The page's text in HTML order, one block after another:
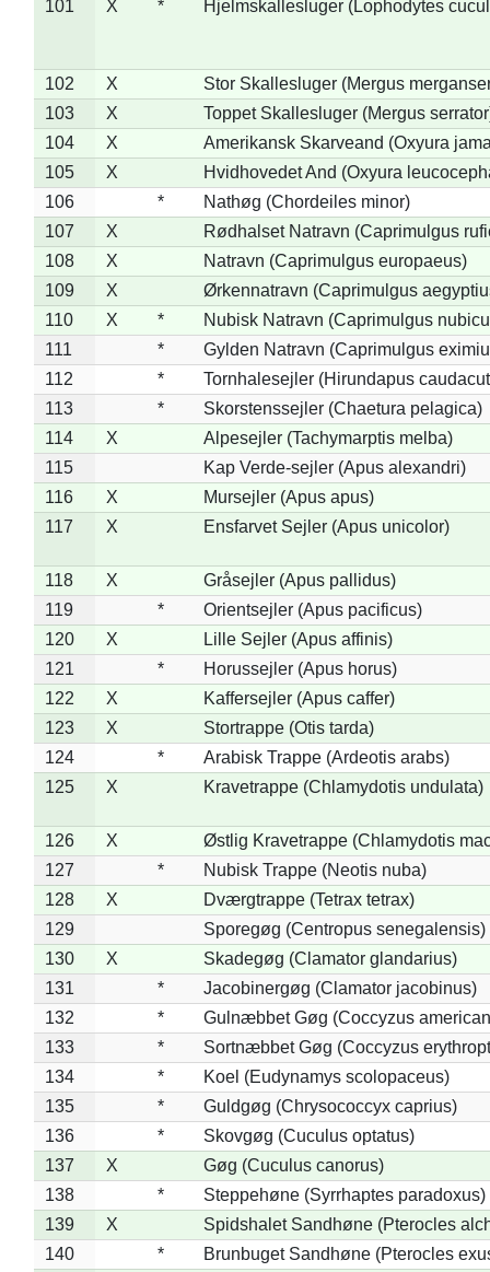
101 X * Hjelmskallesluger (Lophodytes
102 X
Stor Skallesluger (Mergus
103
X
Toppet Skallesluger (Mergus
104
X
Amerikansk Skarveand (Oxyura
105
X
Hvidhovedet And (Oxyura
106
*
Nathøg (Chordeiles minor)
107
X
Rødhalset Natravn (Caprimulgus
108
X
Natravn (Caprimulgus europaeus)
109
X
Ørkennatravn (Caprimulgus
110
X *
Nubisk Natravn (Caprimulgus
111
*
Gylden Natravn (Caprimulgus
112
*
Tornhalesejler (Hirundapus
113
*
Skorstenssejler (Chaetura pelagica)
114
X
Alpesejler (Tachymarptis melba)
115
Kap Verde-sejler (Apus alexandri)
116
X
Mursejler (Apus apus)
117
X Ensfarvet Sejler (Apus unicolor)
118 X
Gråsejler (Apus pallidus)
119
*
Orientsejler (Apus pacificus)
120
X
Lille Sejler (Apus affinis)
121
*
Horussejler (Apus horus)
122
X
Kaffersejler (Apus caffer)
123
X
Stortrappe (Otis tarda)
124
*
Arabisk Trappe (Ardeotis arabs)
125
X Kravetrappe (Chlamydotis undulata)
126 X
Østlig Kravetrappe (Chlamydotis
127
*
Nubisk Trappe (Neotis nuba)
128
X
Dværgtrappe (Tetrax tetrax)
129
Sporegøg (Centropus senegalensis)
130
X
Skadegøg (Clamator glandarius)
131
*
Jacobinergøg (Clamator jacobinus)
132
*
Gulnæbbet Gøg (Coccyzus
133
*
Sortnæbbet Gøg (Coccyzus
134
*
Koel (Eudynamys scolopaceus)
135
*
Guldgøg (Chrysococcyx caprius)
136
*
Skovgøg (Cuculus optatus)
137
X
Gøg (Cuculus canorus)
138
*
Steppehøne (Syrrhaptes paradoxus)
139
X
Spidshalet Sandhøne (Pterocles
140
*
Brunbuget Sandhøne (Pterocles